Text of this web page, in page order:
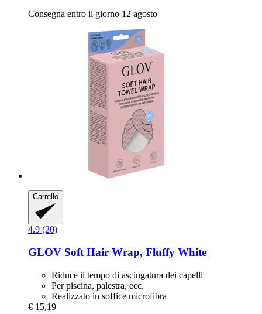
Consegna entro il giorno 12 agosto
Carrello
4.9 (20)
GLOV Soft Hair Wrap, Fluffy White
Riduce il tempo di asciugatura dei capelli
Per piscina, palestra, ecc.
Realizzato in soffice microfibra
€ 15,19